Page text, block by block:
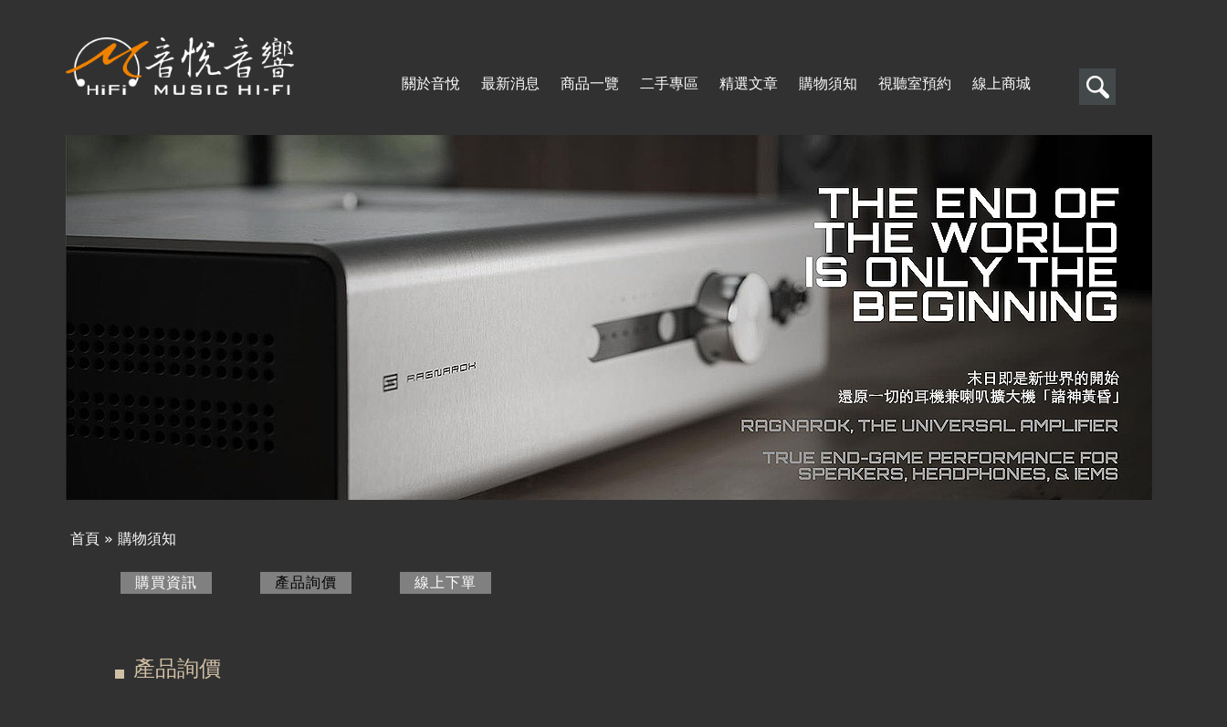
關於音悅 最新消息 商品一覽 二手專區 精選文章 購物須知 視聽室預約 線上商城
搜
表
單
搜
尋
商品一覽
二手專區
產品詢價
視聽室預約
首頁 » 購物須知
購買資訊 產品詢價 (作用中頁籤)線上下單
產品詢價